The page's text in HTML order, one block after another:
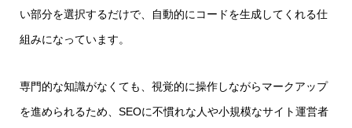
い部分を選択するだけで、自動的にコードを生成してくれる仕
組みになっています。
専門的な知識がなくても、視覚的に操作しながらマークアップ
を進められるため、SEOに不慣れな人や小規模なサイト運営者